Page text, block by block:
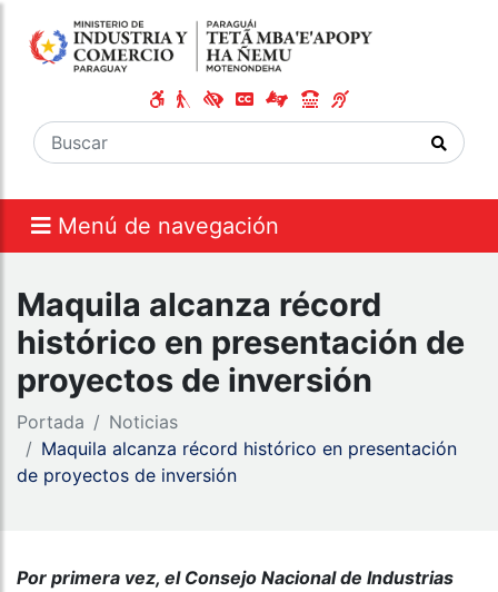
Menú de navegación
Maquila alcanza récord
histórico en presentación de
proyectos de inversión
Portada
Noticias
Maquila alcanza récord histórico en presentación
de proyectos de inversión
Por primera vez, el Consejo Nacional de Industrias